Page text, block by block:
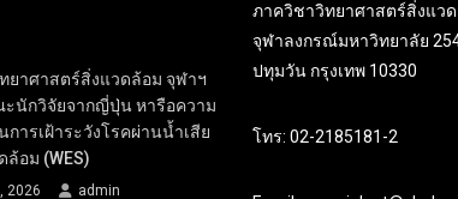
ยาศาสตร์สิ่งแวดล้อม จุฬาฯ
นักวิจัยจากญี่ปุ่น หารือความ
การเฝ้าระวังโรคผ่านน้ำเสีย
ล้อม (WES)
2026 admin
ภาควิชาวิทยาศาสตร์สิ่งแว
จุฬาลงกรณ์มหาวิทยาลัย
ปทุมวัน กรุงเทพ 10330
โทร: 02-2185181-2